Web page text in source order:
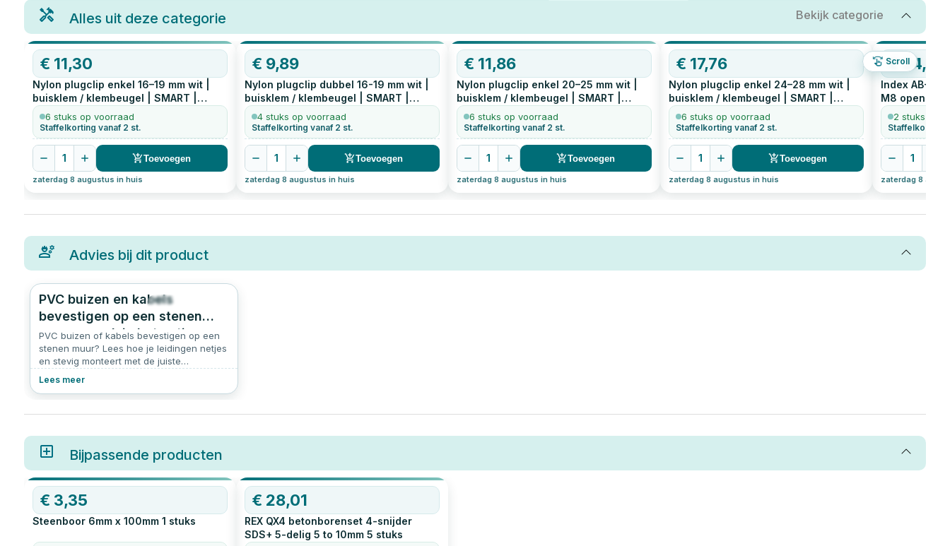
Alles uit deze categorie Bekijk categorie
Scroll
€ 11,30
Nylon plugclip enkel 16–19 mm wit |
buisklem / klembeugel | SMART |
eenvoudige montage
6 stuks op voorraad
Staffelkorting vanaf 2 st.
1 Toevoegen
zaterdag 8 augustus in huis
€ 9,89
Nylon plugclip dubbel 16-19 mm wit |
buisklem / klembeugel | SMART |
eenvoudige montage
4 stuks op voorraad
Staffelkorting vanaf 2 st.
1 Toevoegen
zaterdag 8 augustus in huis
€ 11,86
Nylon plugclip enkel 20–25 mm wit |
buisklem / klembeugel | SMART |
eenvoudige montage
6 stuks op voorraad
Staffelkorting vanaf 2 st.
1 Toevoegen
zaterdag 8 augustus in huis
€ 17,76
Nylon plugclip enkel 24–28 mm wit |
buisklem / klembeugel | SMART |
eenvoudige montage
6 stuks op voorraad
Staffelkorting vanaf 2 st.
1 Toevoegen
zaterdag 8 augustus in huis
€34,57
Index AB-IA
M8 open dia
2 stuks op
1
zaterdag 8
Advies bij dit product
253
PVC buizen en kabels
bevestigen op een stenen
muur: zo pak je het netjes en
stevig aan
PVC buizen of kabels bevestigen op een
stenen muur? Lees hoe je leidingen netjes
en stevig monteert met de juiste
steen.
Lees meer
Bijpassende producten
€ 3,35
Steenboor 6mm x 100mm 1 stuks
€ 28,01
REX QX4 betonborenset 4-snijder
SDS+ 5-delig 5 to 10mm 5 stuks